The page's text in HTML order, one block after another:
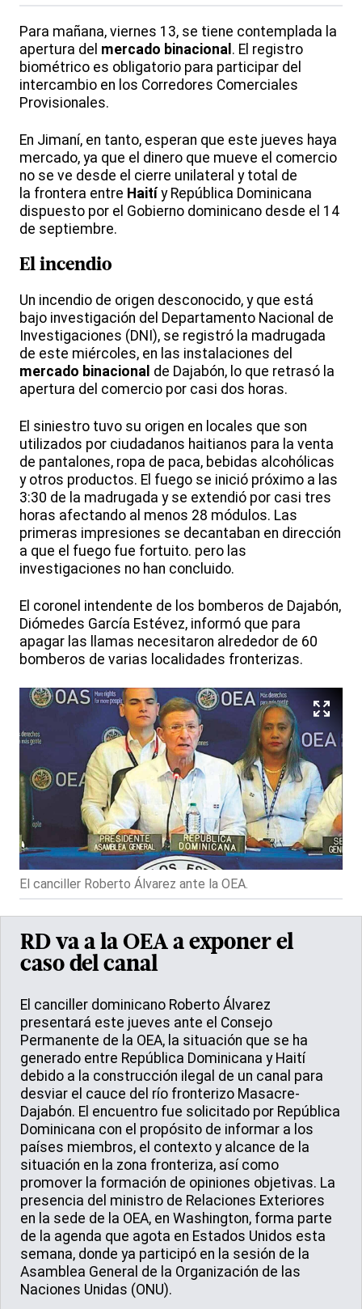
Para mañana, viernes 13, se tiene contemplada la
apertura del mercado binacional . El registro
biométrico es obligatorio para participar del
intercambio en los Corredores Comerciales
Provisionales.
En Jimaní, en tanto, esperan que este jueves haya
mercado, ya que el dinero que mueve el comercio
no se ve desde el cierre unilateral y total de
la frontera entre Haití y República Dominicana
dispuesto por el Gobierno dominicano desde el 14
de septiembre.
El incendio
Un incendio de origen desconocido, y que está
bajo investigación del Departamento Nacional de
Investigaciones (DNI), se registró la madrugada
de este miércoles, en las instalaciones del
mercado binacional de Dajabón, lo que retrasó la
apertura del comercio por casi dos horas.
El siniestro tuvo su origen en locales que son
utilizados por ciudadanos haitianos para la venta
de pantalones, ropa de paca, bebidas alcohólicas
y otros productos. El fuego se inició próximo a las
3:30 de la madrugada y se extendió por casi tres
horas afectando al menos 28 módulos. Las
primeras impresiones se decantaban en dirección
a que el fuego fue fortuito. pero las
investigaciones no han concluido.
El coronel intendente de los bomberos de Dajabón,
Diómedes García Estévez, informó que para
apagar las llamas necesitaron alrededor de 60
bomberos de varias localidades fronterizas.
El canciller Roberto Álvarez ante la OEA.
RD va a la OEA a exponer el
caso del canal
El canciller dominicano Roberto Álvarez
presentará este jueves ante el Consejo
Permanente de la OEA, la situación que se ha
generado entre República Dominicana y Haití
debido a la construcción ilegal de un canal para
desviar el cauce del río fronterizo Masacre-
Dajabón. El encuentro fue solicitado por República
Dominicana con el propósito de informar a los
países miembros, el contexto y alcance de la
situación en la zona fronteriza, así como
promover la formación de opiniones objetivas. La
presencia del ministro de Relaciones Exteriores
en la sede de la OEA, en Washington, forma parte
de la agenda que agota en Estados Unidos esta
semana, donde ya participó en la sesión de la
Asamblea General de la Organización de las
Naciones Unidas (ONU).